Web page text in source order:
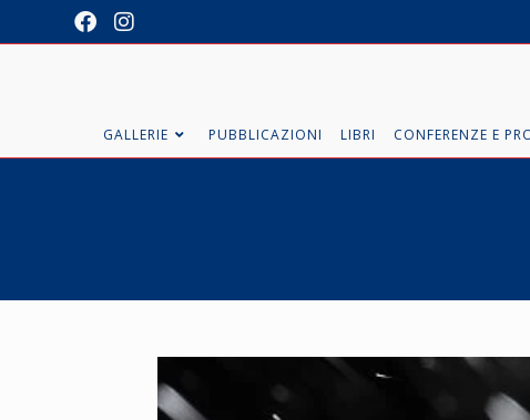
GALLERIE PUBBLICAZIONI LIBRI CONFERENZE E